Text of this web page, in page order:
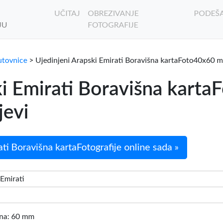
UČITAJ
OBREZIVANJE
FOTOGRAFIJE
> Ujedinjeni Arapski Emirati Boravišna kartaFoto40x60
Emirati Boravišna
Boravišna kartaFotografije online sada »
60 mm